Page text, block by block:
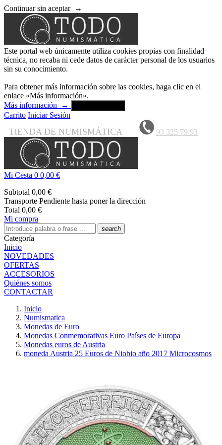
Continuar sin aceptar →
Este portal web únicamente utiliza cookies propias con finalidad
técnica, no recaba ni cede datos de carácter personal de los usuarios
sin su conocimiento.
Para obtener más información sobre las cookies, haga clic en el
enlace «Más información».
Más información
→
Carrito Iniciar Sesión
TIENDA DE NUMISMÁTICA 93 325 79 93
Mi Cesta 0 0,00 €
Subtotal 0,00 €
Transporte Pendiente hasta poner la dirección
Total 0,00 €
Mi compra
search
Categoría
Inicio
NOVEDADES
OFERTAS
ACCESORIOS
Quiénes somos
CONTACTAR
Inicio
Numismatica
Monedas de Euro
Monedas Conmemorativas Euro Países de Europa
Monedas euros de Austria
moneda Austria 25 Euros de Niobio año 2017 Microcosmos